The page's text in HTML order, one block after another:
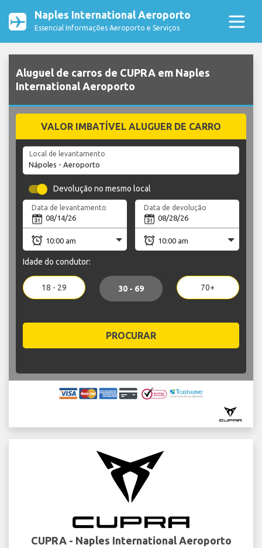
Naples International Aeroporto
Essencial Informações Aeroporto e Serviços
Aluguel de carros de CUPRA em Naples
International Aeroporto
VALOR IMBATÍVEL ALUGUER DE CARRO
Local de levantamento
Devolução no mesmo local
Data de levantamento Data de devolução
Idade do condutor:
18 - 29 30 - 69 70+
PROCURAR
CUPRA - Naples International Aeroporto